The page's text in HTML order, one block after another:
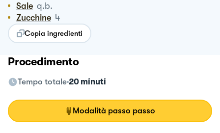
Sale q.b.
Zucchine 4
Copia ingredienti
Procedimento
Tempo totale 20 minuti
Modalità passo passo